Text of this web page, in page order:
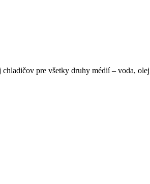
chladičov pre všetky druhy médií – voda,